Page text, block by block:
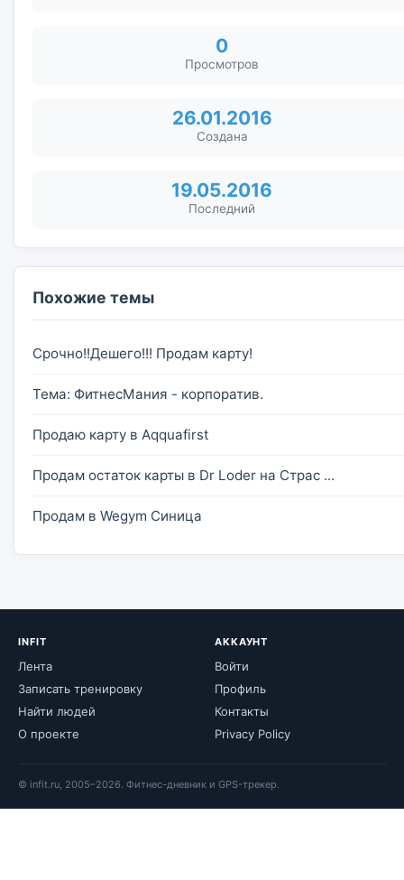
0
Просмотров
26.01.2016
Создана
19.05.2016
Последний
Похожие темы
Срочно!!Дешего!!! Продам карту!
Тема: ФитнесМания - корпоратив.
Продаю карту в Aqquafirst
Продам остаток карты в Dr Loder на Страс ...
Продам в Wegym Синица
INFIT
Лента
Записать тренировку
Найти людей
О проекте
АККАУНТ
Войти
Профиль
Контакты
Privacy Policy
© infit.ru, 2005–2026. Фитнес-дневник и GPS-трекер.